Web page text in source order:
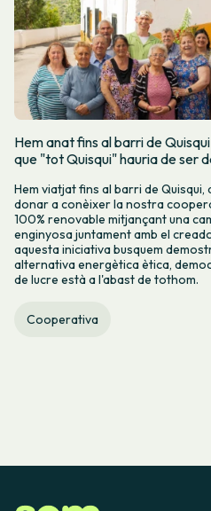
Hem anat fins al barri de
que "tot Quisqui" hauria de ser
Hem viatjat fins al barri de Quisqui,
donar a conèixer la nostra
100% renovable mitjançant una
enginyosa juntament amb el
aquesta iniciativa busquem
alternativa energètica ètica,
de lucre està a l'abast de tothom.
Cooperativa